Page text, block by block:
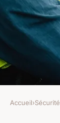
Accueil›Sécurité